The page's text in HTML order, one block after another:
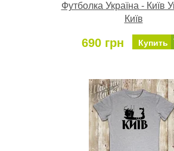
Футболка Україна - Київ
Київ
690 грн Купить